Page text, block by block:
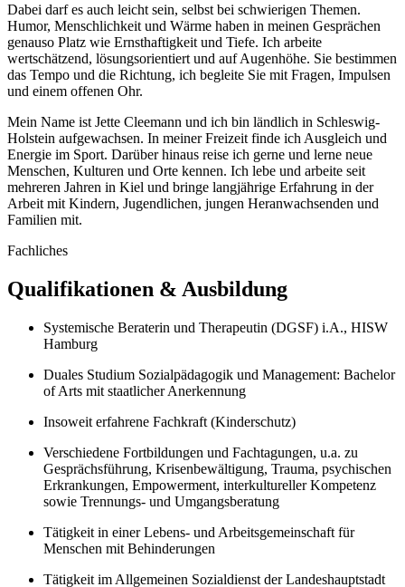
Dabei darf es auch leicht sein, selbst bei schwierigen Themen.
Humor, Menschlichkeit und Wärme haben in meinen Gesprächen
genauso Platz wie Ernsthaftigkeit und Tiefe. Ich arbeite
wertschätzend, lösungsorientiert und auf Augenhöhe. Sie bestimmen
das Tempo und die Richtung, ich begleite Sie mit Fragen, Impulsen
und einem offenen Ohr.
Mein Name ist Jette Cleemann und ich bin ländlich in Schleswig-
Holstein aufgewachsen. In meiner Freizeit finde ich Ausgleich und
Energie im Sport. Darüber hinaus reise ich gerne und lerne neue
Menschen, Kulturen und Orte kennen. Ich lebe und arbeite seit
mehreren Jahren in Kiel und bringe langjährige Erfahrung in der
Arbeit mit Kindern, Jugendlichen, jungen Heranwachsenden und
Familien mit.
Fachliches
Qualifikationen & Ausbildung
Systemische Beraterin und Therapeutin (DGSF) i.A., HISW
Hamburg
Duales Studium Sozialpädagogik und Management: Bachelor
of Arts mit staatlicher Anerkennung
Insoweit erfahrene Fachkraft (Kinderschutz)
Verschiedene Fortbildungen und Fachtagungen, u.a. zu
Gesprächsführung, Krisenbewältigung, Trauma, psychischen
Erkrankungen, Empowerment, interkultureller Kompetenz
sowie Trennungs- und Umgangsberatung
Tätigkeit in einer Lebens- und Arbeitsgemeinschaft für
Menschen mit Behinderungen
Tätigkeit im Allgemeinen Sozialdienst der Landeshauptstadt